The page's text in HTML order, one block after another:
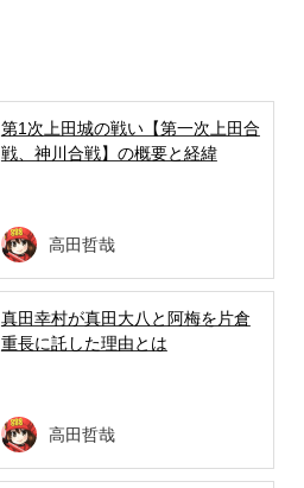
第1次上田城の戦い【第一次上田合
戦、神川合戦】の概要と経緯
高田哲哉
真田幸村が真田大八と阿梅を片倉
重長に託した理由とは
高田哲哉